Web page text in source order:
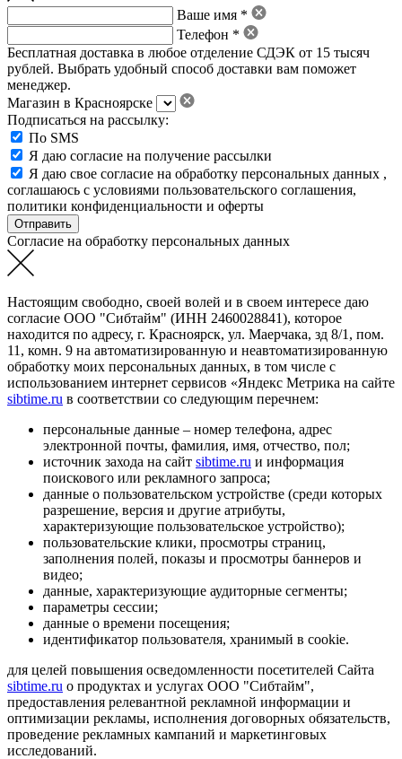
Ваше имя *
Телефон *
Бесплатная доставка в любое отделение СДЭК от 15 тысяч
рублей. Выбрать удобный способ доставки вам поможет
менеджер.
Магазин в Красноярске
Подписаться на рассылку:
По SMS
Я даю согласие на получение рассылки
Я даю свое согласие на обработку персональных данных ,
соглашаюсь с условиями пользовательского соглашения,
политики конфиденциальности и оферты
Согласие на обработку персональных данных
Настоящим свободно, своей волей и в своем интересе даю
согласие ООО "Сибтайм" (ИНН 2460028841), которое
находится по адресу, г. Красноярск, ул. Маерчака, зд 8/1, пом.
11, комн. 9 на автоматизированную и неавтоматизированную
обработку моих персональных данных, в том числе с
использованием интернет сервисов «Яндекс Метрика на сайте
sibtime.ru в соответствии со следующим перечнем:
персональные данные – номер телефона, адрес
электронной почты, фамилия, имя, отчество, пол;
источник захода на сайт sibtime.ru и информация
поискового или рекламного запроса;
данные о пользовательском устройстве (среди которых
разрешение, версия и другие атрибуты,
характеризующие пользовательское устройство);
пользовательские клики, просмотры страниц,
заполнения полей, показы и просмотры баннеров и
видео;
данные, характеризующие аудиторные сегменты;
параметры сессии;
данные о времени посещения;
идентификатор пользователя, хранимый в cookie.
для целей повышения осведомленности посетителей Сайта
sibtime.ru о продуктах и услугах ООО "Сибтайм",
предоставления релевантной рекламной информации и
оптимизации рекламы, исполнения договорных обязательств,
проведение рекламных кампаний и маркетинговых
исследований.